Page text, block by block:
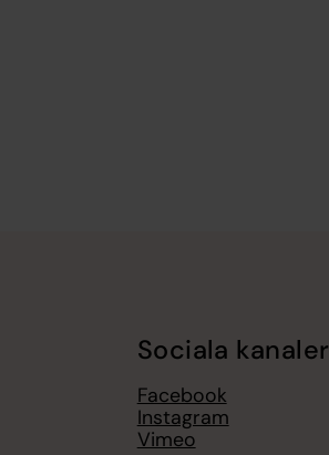
Sociala kanaler
Facebook
Instagram
Vimeo